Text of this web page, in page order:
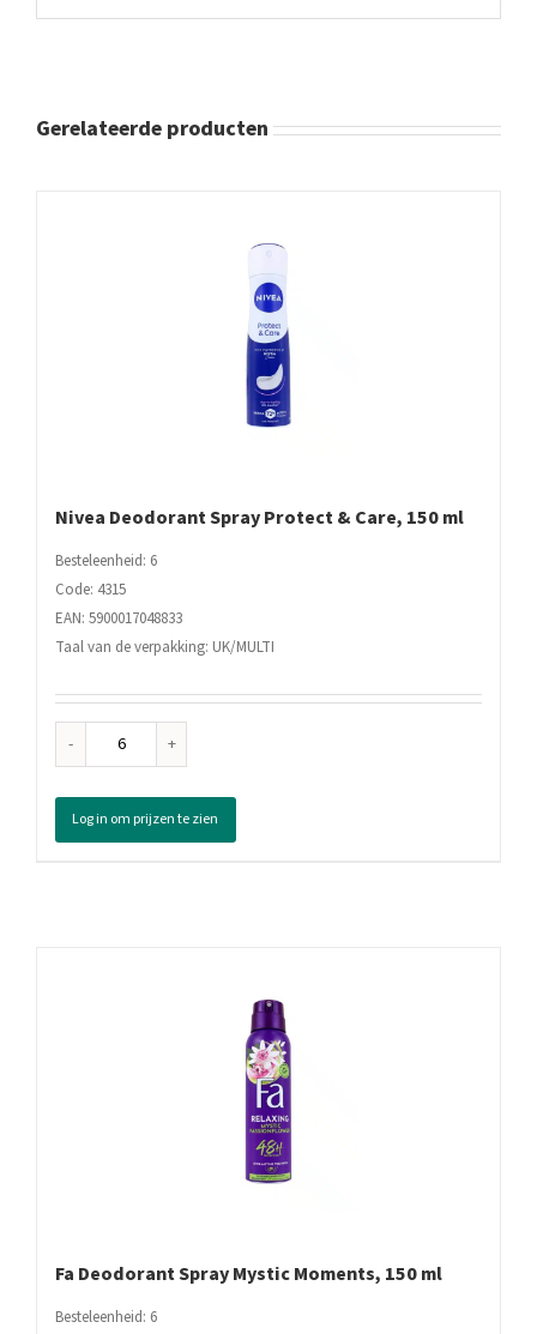
Gerelateerde producten
Nivea Deodorant Spray Protect & Care, 150 ml
Besteleenheid: 6
Code: 4315
EAN: 5900017048833
Taal van de verpakking: UK/MULTI
Nivea
Spray
Protect
&
Log in om prijzen te zien
Fa Deodorant Spray Mystic Moments, 150 ml
Besteleenheid: 6